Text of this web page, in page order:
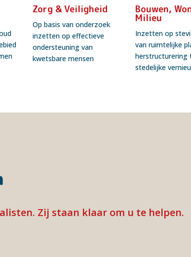
Zorg & Veiligheid
Op basis van onderzoek
inzetten op effectieve
ondersteuning van
kwetsbare mensen
Bouwen,
Milieu
Inzetten op
van ruimtelijke
herstructurering
stedelijke
Zij staan klaar om u te helpen.